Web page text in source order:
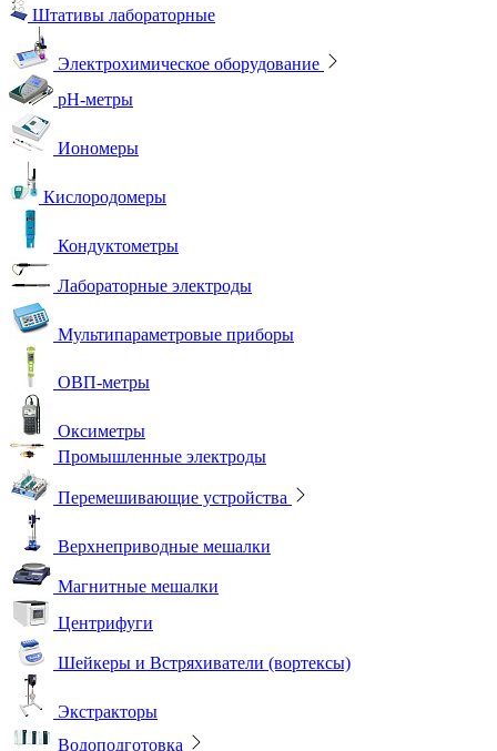
Штативы лабораторные
Электрохимическое оборудование
pH-метры
Иономеры
Кислородомеры
Кондуктометры
Лабораторные электроды
Мультипараметровые приборы
ОВП-метры
Оксиметры
Промышленные электроды
Перемешивающие устройства
Верхнеприводные мешалки
Магнитные мешалки
Центрифуги
Шейкеры и Встряхиватели (вортексы)
Экстракторы
Водоподготовка